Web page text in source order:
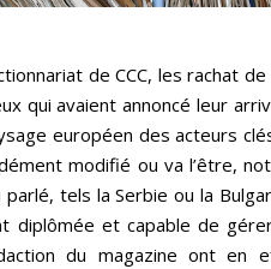
de CCC, les rachat
qui avaient annoncé leur
européen des acteurs
modifié ou va l’être,
tels la Serbie ou la
diplômée et capable de
du magazine ont en